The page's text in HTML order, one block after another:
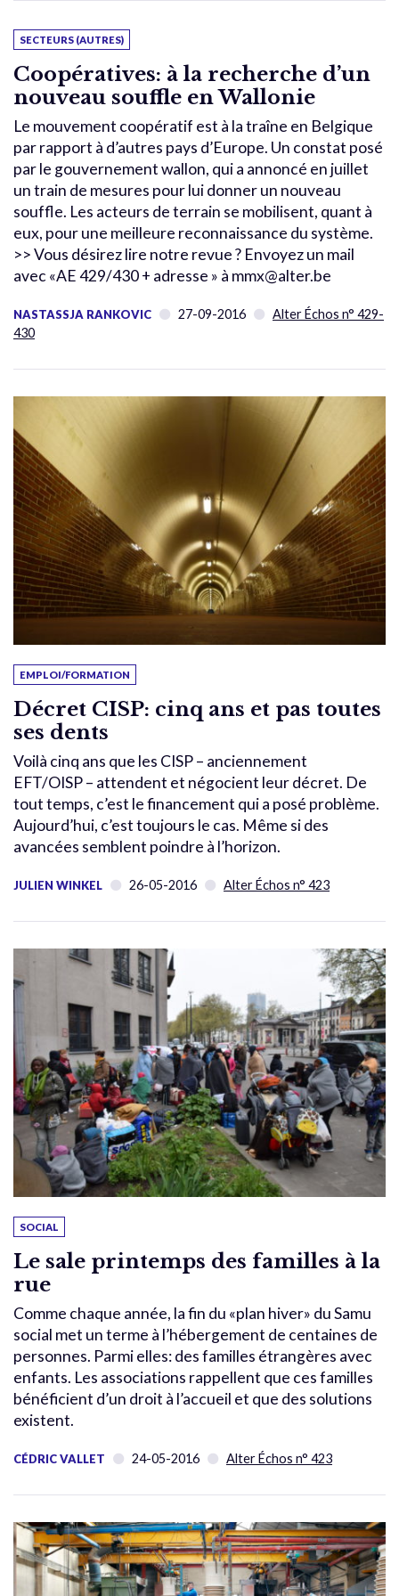
SECTEURS (AUTRES)
Coopératives: à la recherche d’un
nouveau souffle en Wallonie
Le mouvement coopératif est à la traîne en Belgique
par rapport à d’autres pays d’Europe. Un constat posé
par le gouvernement wallon, qui a annoncé en juillet
un train de mesures pour lui donner un nouveau
souffle. Les acteurs de terrain se mobilisent, quant à
eux, pour une meilleure reconnaissance du système.
>> Vous désirez lire notre revue ? Envoyez un mail
avec «AE 429/430 + adresse » à mmx@alter.be
NASTASSJA RANKOVIC 27-09-2016
Alter Échos n° 429-
430
EMPLOI/FORMATION
Décret CISP: cinq ans et pas toutes
ses dents
Voilà cinq ans que les CISP – anciennement
EFT/OISP – attendent et négocient leur décret. De
tout temps, c’est le financement qui a posé problème.
Aujourd’hui, c’est toujours le cas. Même si des
avancées semblent poindre à l’horizon.
JULIEN WINKEL 26-05-2016 Alter Échos n° 423
SOCIAL
Le sale printemps des familles à la
rue
Comme chaque année, la fin du «plan hiver» du Samu
social met un terme à l’hébergement de centaines de
personnes. Parmi elles: des familles étrangères avec
enfants. Les associations rappellent que ces familles
bénéficient d’un droit à l’accueil et que des solutions
existent.
CÉDRIC VALLET 24-05-2016 Alter Échos n° 423